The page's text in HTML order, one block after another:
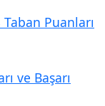
Puanları
ve Başarı